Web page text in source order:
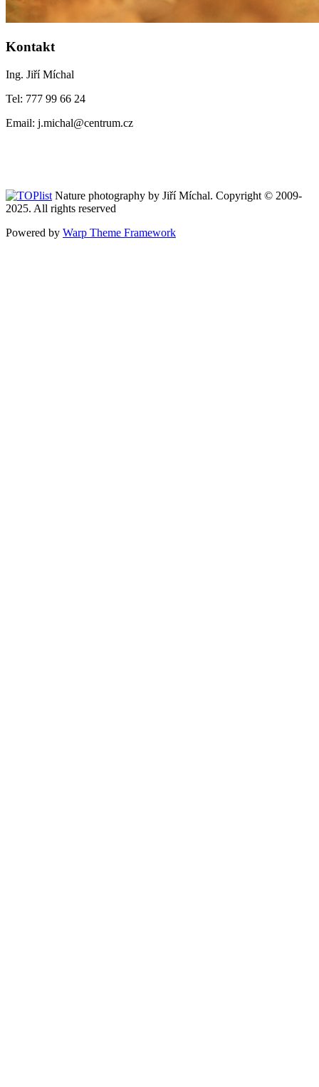
Kontakt
Ing. Jiří Míchal
Tel: 777 99 66 24
Email: j.michal@centrum.cz
Nature photography by Jiří Míchal. Copyright © 2009-
2025. All rights reserved
Powered by Warp Theme Framework